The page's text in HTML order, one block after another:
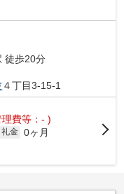
徒歩20分
４丁目3-15-1
理費等：- )
礼金 0ヶ月